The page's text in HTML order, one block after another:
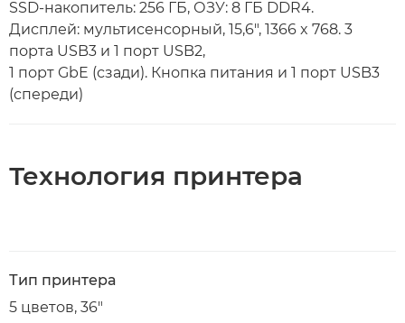
SSD-накопитель: 256 ГБ, ОЗУ: 8 ГБ DDR4.
Дисплей: мультисенсорный, 15,6", 1366 x 768. 3
порта USB3 и 1 порт USB2,
1 порт GbE (сзади). Кнопка питания и 1 порт USB3
(спереди)
Технология принтера
Тип принтера
5 цветов, 36"